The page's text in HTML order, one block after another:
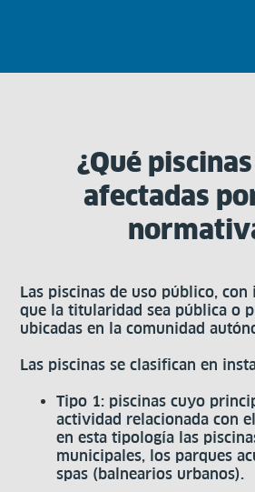
¿Qué
afectadas
Las piscinas de uso público, con
que la titularidad sea pública o
ubicadas en la comunidad
Las piscinas se clasifican en
Tipo 1: piscinas cuyo
actividad relacionada con
en esta tipología las
municipales, los parques
spas (balnearios urbanos).